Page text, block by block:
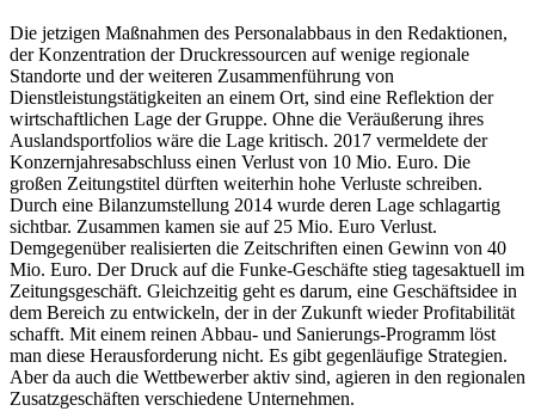
Die jetzigen Maßnahmen des Personalabbaus in den Redaktionen,
der Konzentration der Druckressourcen auf wenige regionale
Standorte und der weiteren Zusammenführung von
Dienstleistungstätigkeiten an einem Ort, sind eine Reflektion der
wirtschaftlichen Lage der Gruppe. Ohne die Veräußerung ihres
Auslandsportfolios wäre die Lage kritisch. 2017 vermeldete der
Konzernjahresabschluss einen Verlust von 10 Mio. Euro. Die
großen Zeitungstitel dürften weiterhin hohe Verluste schreiben.
Durch eine Bilanzumstellung 2014 wurde deren Lage schlagartig
sichtbar. Zusammen kamen sie auf 25 Mio. Euro Verlust.
Demgegenüber realisierten die Zeitschriften einen Gewinn von 40
Mio. Euro. Der Druck auf die Funke-Geschäfte stieg tagesaktuell im
Zeitungsgeschäft. Gleichzeitig geht es darum, eine Geschäftsidee in
dem Bereich zu entwickeln, der in der Zukunft wieder Profitabilität
schafft. Mit einem reinen Abbau- und Sanierungs-Programm löst
man diese Herausforderung nicht. Es gibt gegenläufige Strategien.
Aber da auch die Wettbewerber aktiv sind, agieren in den regionalen
Zusatzgeschäften verschiedene Unternehmen.